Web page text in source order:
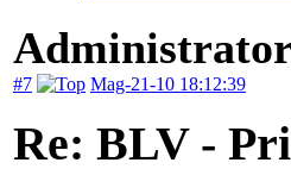
#7 Mag-21-10 18:12:39
Re: BLV -